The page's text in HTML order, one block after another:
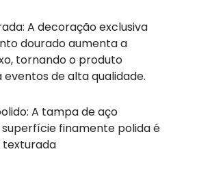
A decoração exclusiva
dourado aumenta a
tornando o produto
de alta qualidade.
A tampa de aço
finamente polida é
texturada